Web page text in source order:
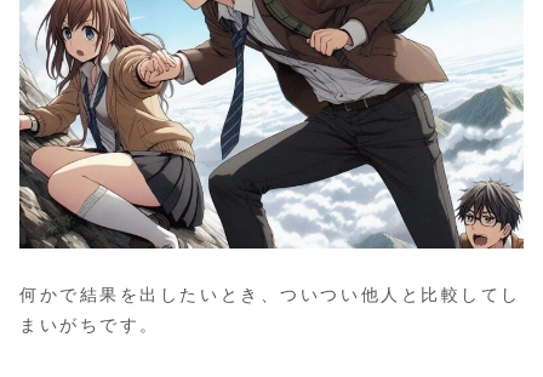
何かで結果を出したいとき、ついつい他人と比較してし
まいがちです。